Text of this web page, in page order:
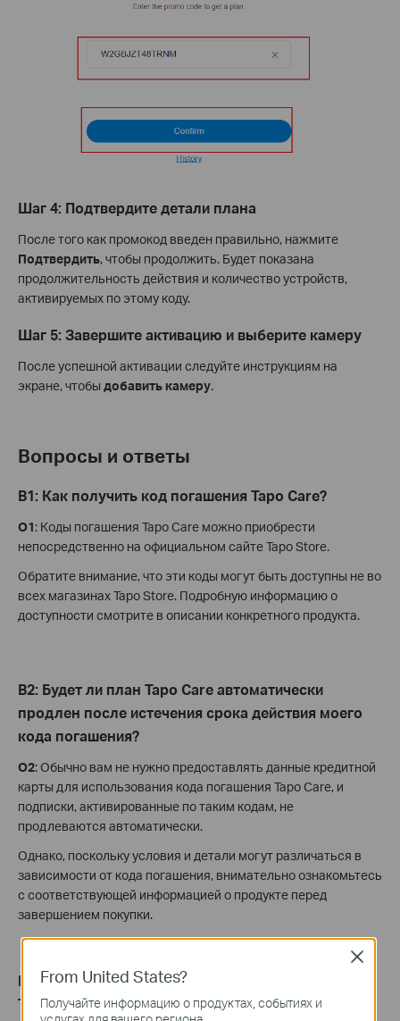
Шаг 4: Подтвердите детали плана
После того как промокод введен правильно, нажмите
Подтвердить, чтобы продолжить. Будет показана
продолжительность действия и количество устройств,
активируемых по этому коду.
Шаг 5: Завершите активацию и выберите камеру
После успешной активации следуйте инструкциям на
экране, чтобы добавить камеру.
Вопросы и ответы
В1: Как получить код погашения Tapo Care?
О1: Коды погашения Tapo Care можно приобрести
непосредственно на официальном сайте Tapo Store.
Обратите внимание, что эти коды могут быть доступны не во
всех магазинах Tapo Store. Подробную информацию о
доступности смотрите в описании конкретного продукта.
В2: Будет ли план Tapo Care автоматически
продлен после истечения срока действия моего
кода погашения?
О2: Обычно вам не нужно предоставлять данные кредитной
карты для использования кода погашения Tapo Care, и
подписки, активированные по таким кодам, не
продлеваются автоматически.
Однако, поскольку условия и детали могут различаться в
зависимости от кода погашения, внимательно ознакомьтесь
с соответствующей информацией о продукте перед
завершением покупки.
В3: Если я активирую несколько кодов погашения
Tapo Care, будут ли они применены к одному
From United States?
Получайте информацию о продуктах, событиях и
Close